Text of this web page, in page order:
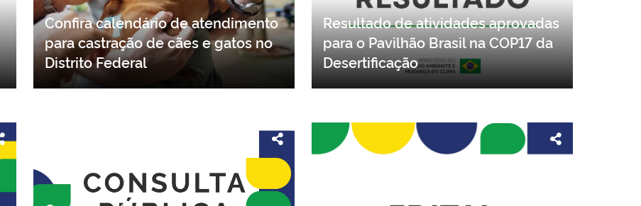
Confira calendário de atendimento
para castração de cães e gatos no
Resultado de atividades aprovadas
para o Pavilhão Brasil na COP17 da